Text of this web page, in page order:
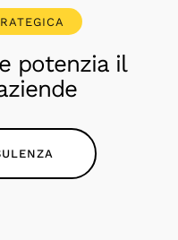
potenzia il